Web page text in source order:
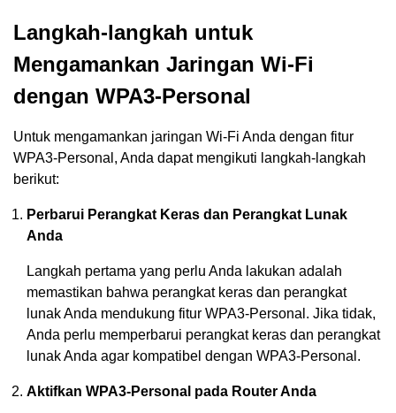
Langkah-langkah untuk
Mengamankan Jaringan Wi-Fi
dengan WPA3-Personal
Untuk mengamankan jaringan Wi-Fi Anda dengan fitur
WPA3-Personal, Anda dapat mengikuti langkah-langkah
berikut:
Perbarui Perangkat Keras dan Perangkat Lunak
Anda
Langkah pertama yang perlu Anda lakukan adalah
memastikan bahwa perangkat keras dan perangkat
lunak Anda mendukung fitur WPA3-Personal. Jika tidak,
Anda perlu memperbarui perangkat keras dan perangkat
lunak Anda agar kompatibel dengan WPA3-Personal.
Aktifkan WPA3-Personal pada Router Anda